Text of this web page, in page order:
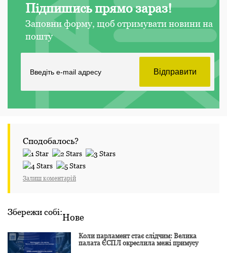
Підпишись прямо зараз!
Заповни форму, щоб отримувати новини на
пошту
Сподобалось?
Залиш коментарій
Збережи собі:Нове
Коли парламент стає слідчим: Велика
палата ЄСПЛ окреслила межі примусу